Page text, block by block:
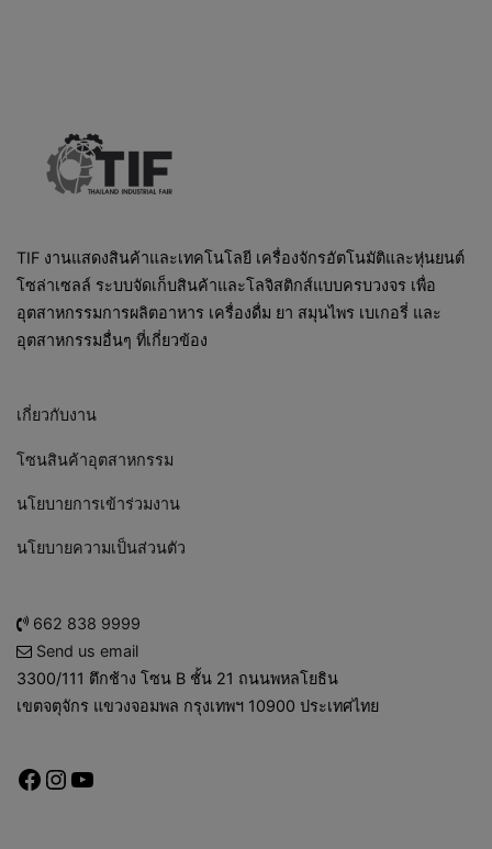
TIF งานแสดงสินค้าและเทคโนโลยี เครื่องจักรอัตโนมัติและหุ่นยนต์
โซล่าเซลล์ ระบบจัดเก็บสินค้าและโลจิสติกส์แบบครบวงจร เพื่อ
อุตสาหกรรมการผลิตอาหาร เครื่องดื่ม ยา สมุนไพร เบเกอรี่ และ
อุตสาหกรรมอื่นๆ ที่เกี่ยวข้อง
เกี่ยวกับงาน
โซนสินค้าอุตสาหกรรม
นโยบายการเข้าร่วมงาน
นโยบายความเป็นส่วนตัว
662 838 9999
Send us email
3300/111 ตึกช้าง โซน B ชั้น 21 ถนนพหลโยธิน
เขตจตุจักร แขวงจอมพล กรุงเทพฯ 10900 ประเทศไทย